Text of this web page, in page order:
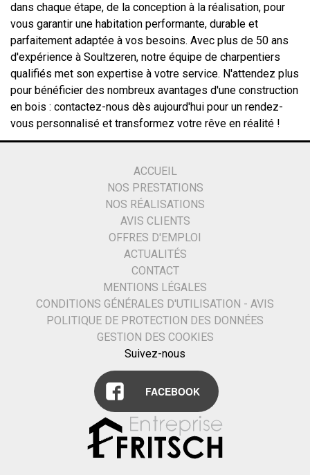
dans chaque étape, de la conception à la réalisation, pour
vous garantir une habitation performante, durable et
parfaitement adaptée à vos besoins. Avec plus de 50 ans
d'expérience à Soultzeren, notre équipe de charpentiers
qualifiés met son expertise à votre service. N'attendez plus
pour bénéficier des nombreux avantages d'une construction
en bois : contactez-nous dès aujourd'hui pour un rendez-
vous personnalisé et transformez votre rêve en réalité !
ACCUEIL
NOS PRESTATIONS
NOS RÉALISATIONS
AVIS CLIENTS
OFFRES D'EMPLOI
ACTUALITÉS
CONTACT
MENTIONS LÉGALES
CONDITIONS GÉNÉRALES D'UTILISATION - AVIS
POLITIQUE DE PROTECTION DES DONNÉES
GESTION DES COOKIES
Suivez-nous
FACEBOOK